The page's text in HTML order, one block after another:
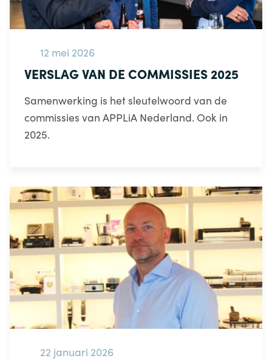
12 mei 2026
VERSLAG VAN DE COMMISSIES 2025
Samenwerking is het sleutelwoord van de
commissies van APPLiA Nederland. Ook in
2025.
22 januari 2026